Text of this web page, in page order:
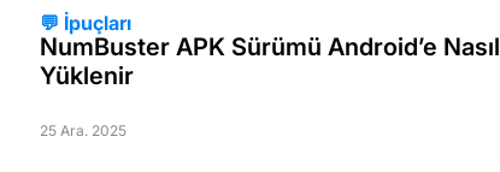
💬 İpuçları
NumBuster APK Sürümü Android’e Nasıl
Yüklenir
25 Ara. 2025